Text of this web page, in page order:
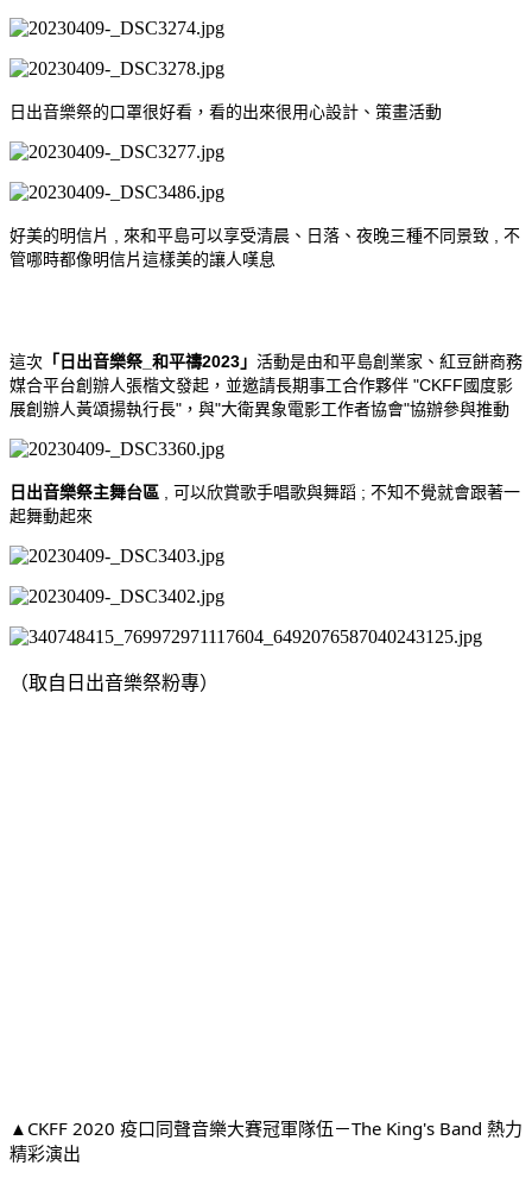
日出音樂祭的口罩很好看，看的出來很用心設計、策畫活動
好美的明信片 , 來和平島可以享受清晨、日落、夜晚三種不同景致 , 不
管哪時都像明信片這樣美的讓人嘆息
這次 「日出音樂祭_和平禱2023」 活動是由和平島創業家、紅豆餅商務
媒合平台創辦人張楷文發起，並邀請長期事工合作夥伴 "CKFF國度影
展創辦人黃頌揚執行長"，與"大衛異象電影工作者協會"協辦參與推動
日出音樂祭主舞台區 , 可以欣賞歌手唱歌與舞蹈 ; 不知不覺就會跟著一
起舞動起來
（取自日出音樂祭粉專）
▲CKFF 2020 疫口同聲音樂大賽冠軍隊伍－The King's Band 熱力
精彩演出